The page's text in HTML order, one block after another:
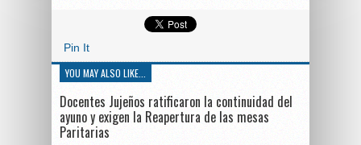
Pin It
YOU MAY ALSO LIKE...
Docentes Jujeños ratificaron la continuidad del
ayuno y exigen la Reapertura de las mesas
Paritarias